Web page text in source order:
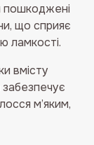
пошкоджені
що сприяє
ламкості.
вмісту
забезпечує
м’яким,